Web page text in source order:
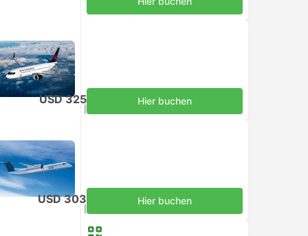
USD 325 Hier buchen
USD 303 Hier buchen